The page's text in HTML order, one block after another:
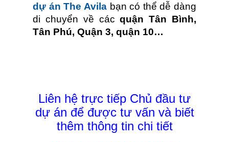
dự án The Avilabạn có thể dễ dàng
di chuyển về cácquận Tân Bình,
Tân Phú, Quận 3, quận 10…
Liên hệ trực tiếp Chủ đầu tư
dự án để được tư vấn và biết
thêm thông tin chi tiết